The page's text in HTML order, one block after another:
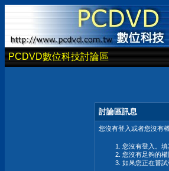
PCDVD數位科技討論區
討論區訊息
您沒有登入或者您沒有
您沒有登入。填
您沒有足夠的
如果您正在嘗